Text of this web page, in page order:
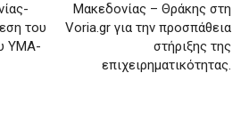
του
ΥΜΑ-
Μακεδονίας – Θράκης στη
Voria.gr για την προσπάθεια
στήριξης της
επιχειρηματικότητας.